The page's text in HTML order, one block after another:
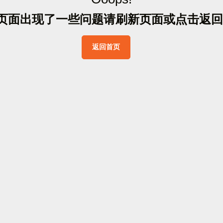
面出现了一些问题请刷新页面或点击返 回
返回首页